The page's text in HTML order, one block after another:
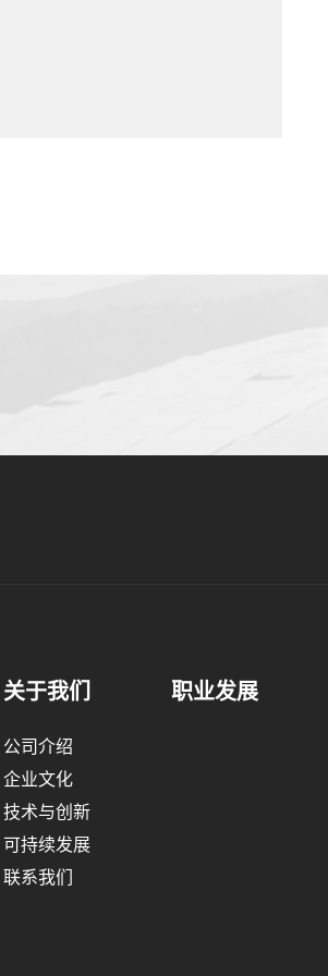
关于我们
公司介绍
企业文化
技术与创新
可持续发展
联系我们
职业发展